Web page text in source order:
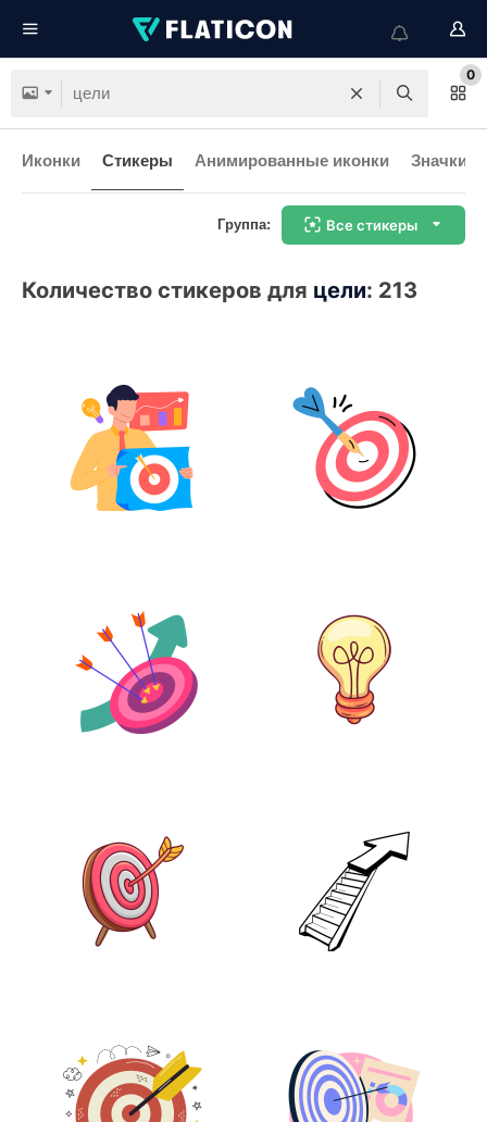
0
Иконки Стикеры Анимированные иконки Значки
Группа: Все стикеры
Количество стикеров для цели: 213